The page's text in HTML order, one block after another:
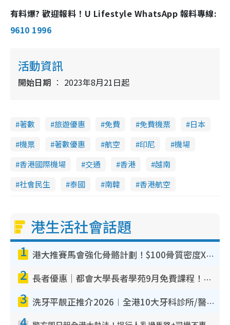
有料爆? 歡迎報料！U Lifestyle WhatsApp 報料專線:
9610 1996
活動資訊
開始日期 2023年8月21日起
著數 旅遊優惠 免費 免費機票
日本
機票
著數優惠 航空 印尼
機場
香港國際機場
交通 香港
越南
社會民生
泰國 南韓 香港航空
港生活社會話題
1 港大推賽馬會強化骨骼計劃！$100骨質密度X光檢查 完成免費運動訓練送超市禮券！附參加資格
2 長者優惠｜都會大學長者學苑9月免費課程！多媒體/微電影創作/網絡安全 附報名方法教學
3 洗牙平靚正推介2026︱全港10大牙科診所/醫院懶人包 夜診至8點/鎮靜潔牙/醫療券適用